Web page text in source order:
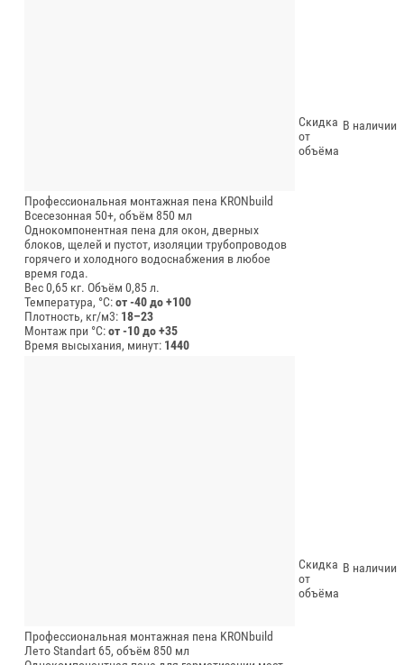
Профессиональная монтажная пена KRONbuild
Всесезонная 50+, объём 850 мл
Однокомпонентная пена для окон, дверных
блоков, щелей и пустот, изоляции трубопроводов
горячего и холодного водоснабжения в любое
время года.
Вес 0,65 кг. Объём 0,85 л.
Температура, °C:от -40 до +100
Плотность, кг/м3: 18–23
Монтаж при °C:от -10 до +35
Время высыхания, минут: 1440
Скидка
от
объёма
В наличии
Профессиональная монтажная пена KRONbuild
Лето Standart 65, объём 850 мл
Скидка
от
объёма
В наличии